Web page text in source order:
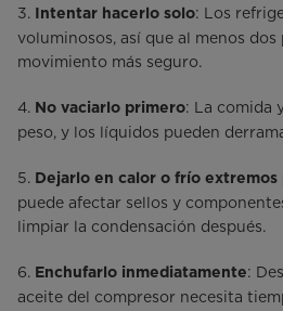
3. Intentar hacerlo solo: Los
voluminosos, así que al menos dos
movimiento más seguro.
4. No vaciarlo primero: La comida
peso, y los líquidos pueden
5. Dejarlo en calor o frío
puede afectar sellos y
limpiar la condensación después.
6. Enchufarlo inmediatamente:
aceite del compresor necesita